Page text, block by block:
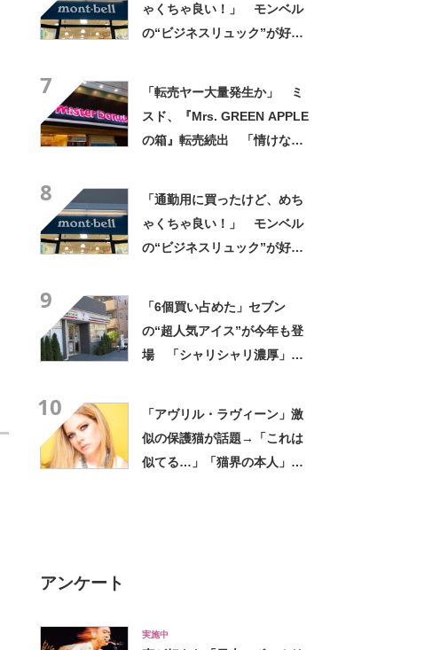
ゃくちゃ良い！」 モンベル
の“ビジネスリュック”が好
7
「転売ヤー大量発生か」 ミ
スド、『Mrs. GREEN APPLE
の箱』転売続出 「情けない
8
「通勤用に買ったけど、めち
ゃくちゃ良い！」 モンベル
の“ビジネスリュック”が好
9
「6個買い占めた」セブン
の“超人気アイス”が今年も登
場 「シャリシャリ濃厚」
10
「アヴリル・ラヴィーン」激
似の保護猫が話題→「これは
似てる…」「猫界の本人」
アンケート
実施中